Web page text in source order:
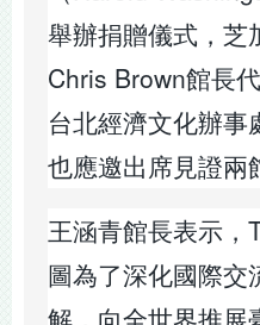
舉辦捐贈儀式，芝
Chris Brown館長
台北經濟文化辦
也應邀出席見證兩
王涵青館長表示，
圖為了深化國際交
解，向全世界推展